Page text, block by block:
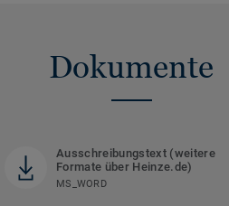
Dokumente
Ausschreibungstext (weitere
Formate über Heinze.de)
MS_WORD